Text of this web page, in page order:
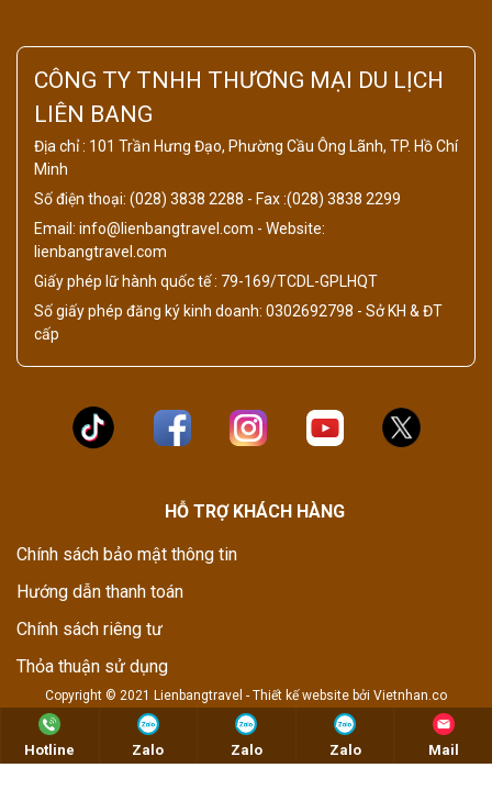
CÔNG TY TNHH THƯƠNG MẠI DU LỊCH
LIÊN BANG
Địa chỉ : 101 Trần Hưng Đạo, Phường Cầu Ông Lãnh, TP. Hồ Chí
Minh
Số điện thoại: (028) 3838 2288 - Fax :(028) 3838 2299
Email: info@lienbangtravel.com - Website:
lienbangtravel.com
Giấy phép lữ hành quốc tế : 79-169/TCDL-GPLHQT
Số giấy phép đăng ký kinh doanh: 0302692798 - Sở KH & ĐT
cấp
HỖ TRỢ KHÁCH HÀNG
Chính sách bảo mật thông tin
Hướng dẫn thanh toán
Chính sách riêng tư
Thỏa thuận sử dụng
Copyright © 2021 Lienbangtravel - Thiết kế website bởi Vietnhan.co
Hotline Zalo Zalo Zalo Mail